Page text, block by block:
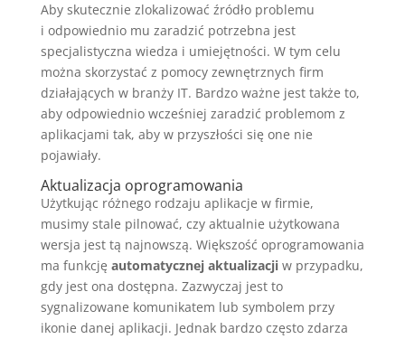
Aby skutecznie zlokalizować źródło problemu
i odpowiednio mu zaradzić potrzebna jest
specjalistyczna wiedza i umiejętności. W tym celu
można skorzystać z pomocy zewnętrznych firm
działających w branży IT. Bardzo ważne jest także to,
aby odpowiednio wcześniej zaradzić problemom z
aplikacjami tak, aby w przyszłości się one nie
pojawiały.
Aktualizacja oprogramowania
Użytkując różnego rodzaju aplikacje w firmie,
musimy stale pilnować, czy aktualnie użytkowana
wersja jest tą najnowszą. Większość oprogramowania
ma funkcję automatycznej aktualizacjiw przypadku,
gdy jest ona dostępna. Zazwyczaj jest to
sygnalizowane komunikatem lub symbolem przy
ikonie danej aplikacji. Jednak bardzo często zdarza